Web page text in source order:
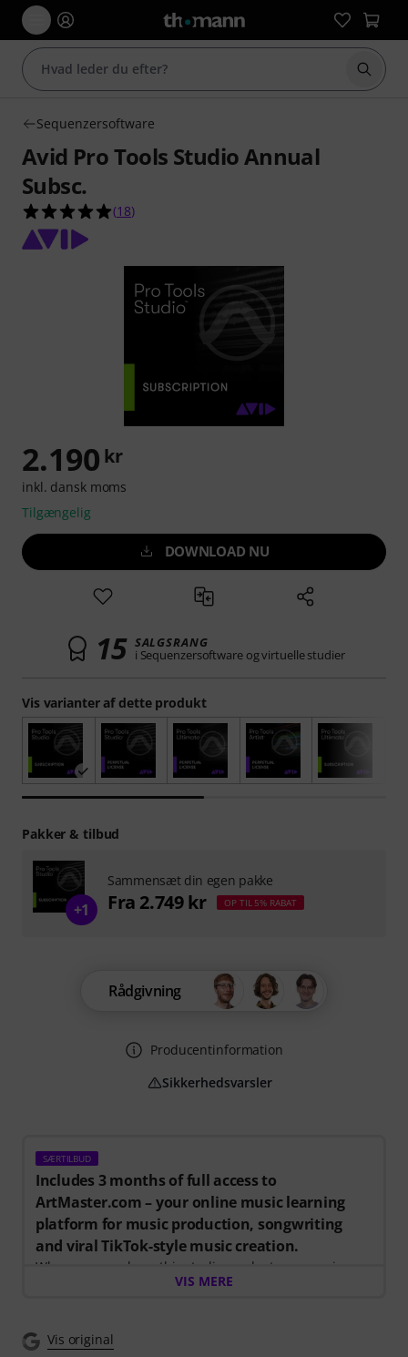
Start
Sequenzersoftware
Avid Pro Tools Studio Annual
Subsc.
4.9 ud af 5 stjerner fra 18 kundebedømmelser
(18)
SÆRTILBUD
Includes 3 months of full access to
ArtMaster.com – your online music learning
platform for music production, songwriting
and viral TikTok-style music creation.
When you purchase this studio product, you receive a
free 3-month voucher worth EUR 59, valid from 15.07.
beat-making, vocal editing, creative workflows and
VIS MERE
Vis original
Vis varianter af dette produkt
2.190 kr
inkl. dansk moms
Tilgængelig
DOWNLOAD NU
15 SALGSRANG
i Sequenzersoftware og virtuelle studier
Rådgivning
Producentinformation
Sikkerhedsvarsler
Pakker & tilbud
+1
Sammensæt din egen pakke
Fra 2.749 kr OP TIL 5% RABAT